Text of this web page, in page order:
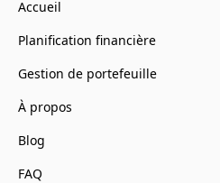
Accueil
Planification financière
Gestion de portefeuille
À propos
Blog
FAQ